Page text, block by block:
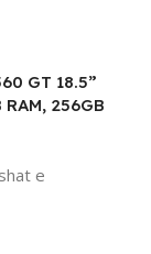
GT 18.5”
256GB
e